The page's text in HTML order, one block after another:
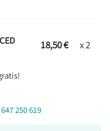
18,50 € x 2
647 250 619